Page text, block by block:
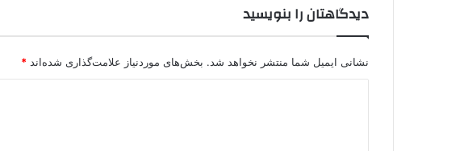
دیدگاهتان را بنویسید
نشانی ایمیل شما منتشر نخواهد شد. بخش‌های موردنیاز علامت‌گذاری شده‌اند *